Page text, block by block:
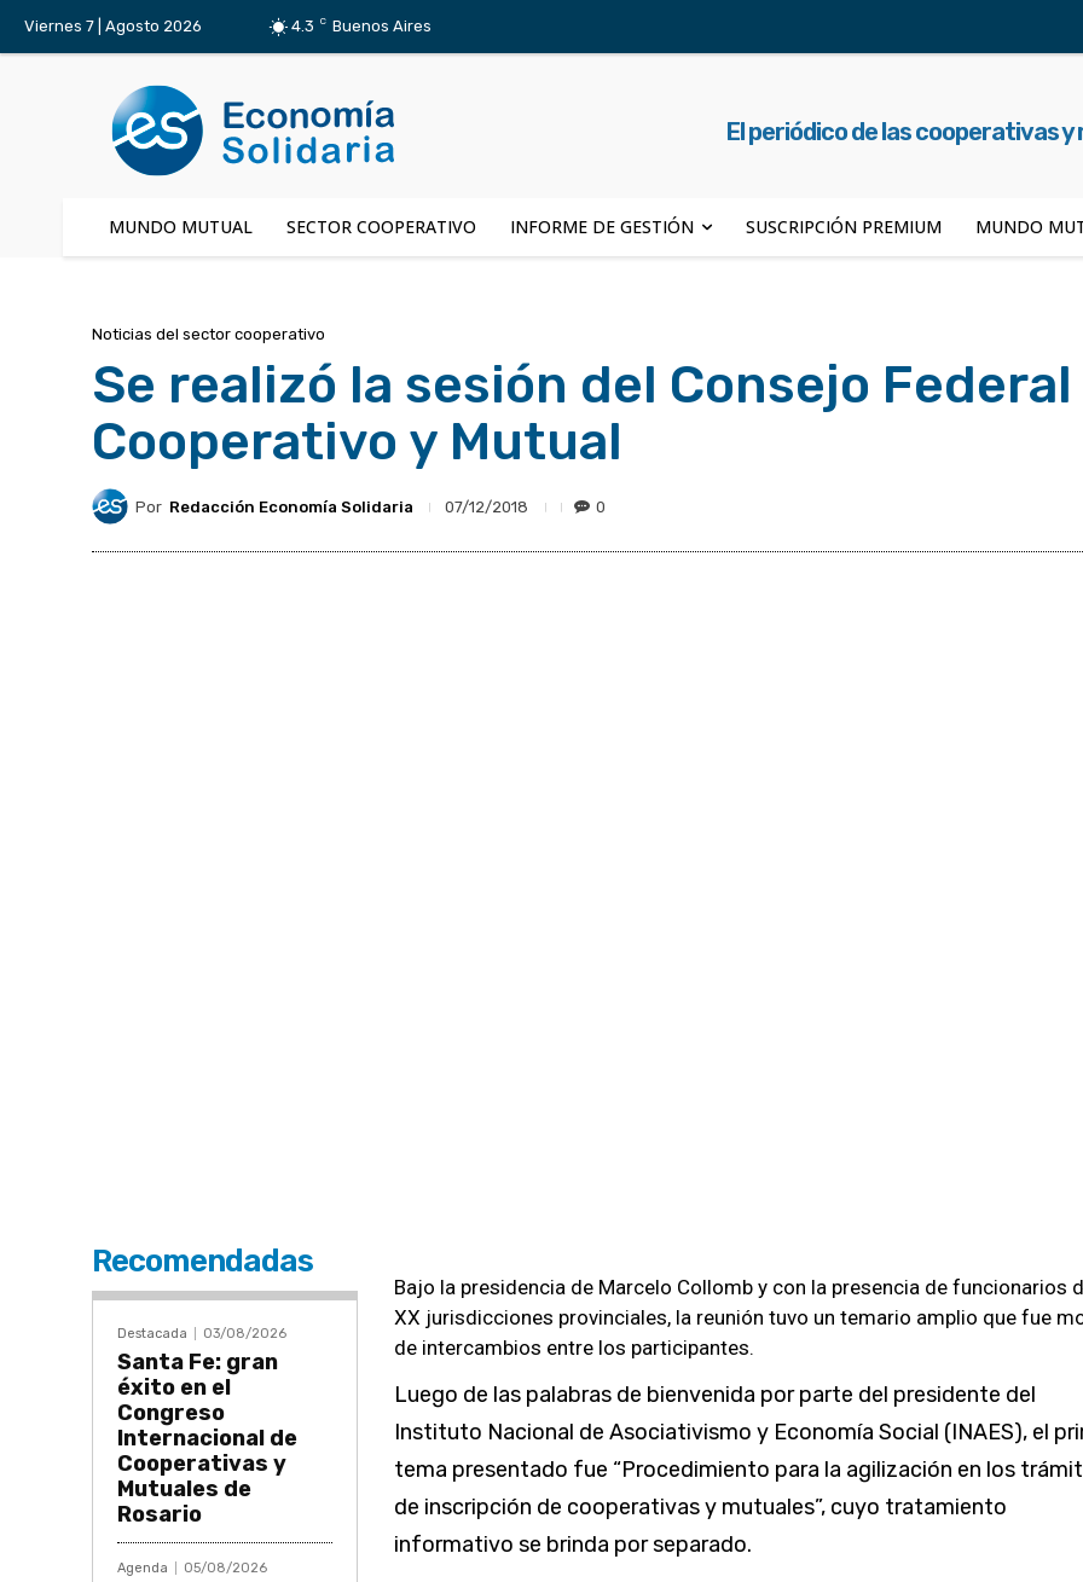
Viernes 7 | Agosto 2026 4.3 C Buenos Aires
El periódico de las cooperativas
MUNDO MUTUAL SECTOR COOPERATIVO INFORME DE GESTIÓN SUSCRIPCIÓN PREMIUM MUNDO
Noticias del sector cooperativo
Se realizó la sesión del Consejo Federal
Cooperativo y Mutual
Por Redacción Economía Solidaria 07/12/2018 0
Recomendadas
Destacada 03/08/2026
Santa Fe: gran
éxito en el
Congreso
Internacional de
Cooperativas y
Mutuales de
Rosario
Agenda 05/08/2026
Bajo la presidencia de Marcelo Collomb y con la presencia de funcionarios
XX jurisdicciones provinciales, la reunión tuvo un temario amplio que fue
de intercambios entre los participantes.
Luego de las palabras de bienvenida por parte del presidente del
Instituto Nacional de Asociativismo y Economía Social (INAES), el
tema presentado fue “Procedimiento para la agilización en los
de inscripción de cooperativas y mutuales”, cuyo tratamiento
informativo se brinda por separado.